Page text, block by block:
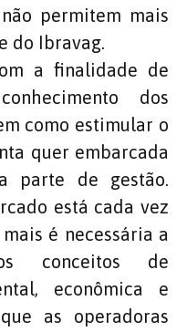
permitem mais
do Ibravag.
a finalidade de
dos
como estimular o
quer embarcada
parte de gestão.
está cada vez
é necessária a
conceitos de
econômica e
as operadoras